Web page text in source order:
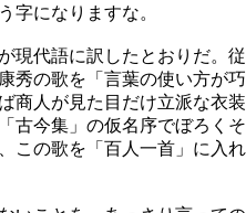
字になりますな。
現代語に訳したとおりだ。従
秀の歌を「言葉の使い方が巧
商人が見た目だけ立派な衣装
古今集」の仮名序でぼろくそ
この歌を「百人一首」に入れ